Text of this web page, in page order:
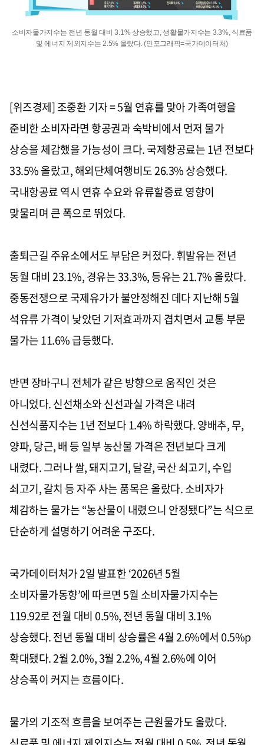
소비자물가지수는 전년 동월 대비 3.1% 상승했고, 생활물가지수는 3.3%, 식료품
및 에너지 제외지수는 2.5% 올랐다. (인포그래픽=국가데이터처)
[위즈경제] 조중환 기자 = 5월 연휴를 맞아 가족여행을
준비한 소비자라면 항공권과 숙박비에서 먼저 물가
상승을 체감했을 가능성이 크다. 국제항공료는 1년 전보다
33.5% 올랐고, 해외단체여행비도 26.3% 상승했다.
국내항공료 역시 연휴 수요와 유류할증료 영향이
맞물리며 큰 폭으로 뛰었다.
출퇴근길 주유소에서도 부담은 커졌다. 휘발유는 전년
동월 대비 23.1%, 경유는 33.3%, 등유는 21.7% 올랐다.
중동전쟁으로 국제유가가 불안정해진 데다 지난해 5월
석유류 가격이 낮았던 기저효과까지 겹치면서 교통 부문
물가는 11.6% 급등했다.
반면 장바구니 전체가 같은 방향으로 움직인 것은
아니었다. 신선채소와 신선과실 가격은 내려
신선식품지수는 1년 전보다 1.4% 하락했다. 양배추, 무,
양파, 당근, 배 등 일부 농산물 가격은 전년보다 크게
내렸다. 그러나 쌀, 돼지고기, 달걀, 국산 쇠고기, 수입
쇠고기, 갈치 등 자주 사는 품목은 올랐다. 소비자가
체감하는 물가는 “농산물이 내렸으니 안정됐다”는 식으로
단순하게 설명하기 어려운 구조다.
국가데이터처가 2일 발표한 ‘2026년 5월
소비자물가동향’에 따르면 5월 소비자물가지수는
119.92로 전월 대비 0.5%, 전년 동월 대비 3.1%
상승했다. 전년 동월 대비 상승률은 4월 2.6%에서 0.5%p
확대됐다. 2월 2.0%, 3월 2.2%, 4월 2.6%에 이어
상승폭이 커지는 흐름이다.
물가의 기조적 흐름을 보여주는 근원물가도 올랐다.